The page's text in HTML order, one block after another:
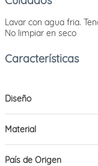
Lavar con agua fria.
No limpiar en seco
Diseño
Material
País de Origen